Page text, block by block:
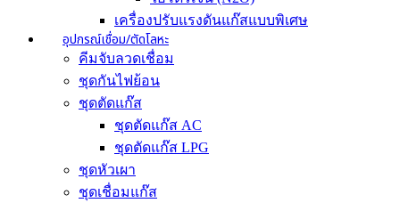
เครื่องปรับแรงดันแก๊สแบบพิเศษ
อุปกรณ์เชื่อม/ตัดโลหะ
คีมจับลวดเชื่อม
ชุดกันไฟย้อน
ชุดตัดแก๊ส
ชุดตัดแก๊ส AC
ชุดตัดแก๊ส LPG
ชุดหัวเผา
ชุดเชื่อมแก๊ส